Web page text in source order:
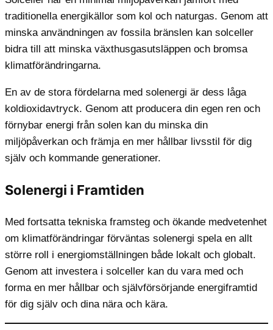
traditionella energikällor som kol och naturgas. Genom att
minska användningen av fossila bränslen kan solceller
bidra till att minska växthusgasutsläppen och bromsa
klimatförändringarna.
En av de stora fördelarna med solenergi är dess låga
koldioxidavtryck. Genom att producera din egen ren och
förnybar energi från solen kan du minska din
miljöpåverkan och främja en mer hållbar livsstil för dig
själv och kommande generationer.
Solenergi i Framtiden
Med fortsatta tekniska framsteg och ökande medvetenhet
om klimatförändringar förväntas solenergi spela en allt
större roll i energiomställningen både lokalt och globalt.
Genom att investera i solceller kan du vara med och
forma en mer hållbar och självförsörjande energiframtid
för dig själv och dina nära och kära.